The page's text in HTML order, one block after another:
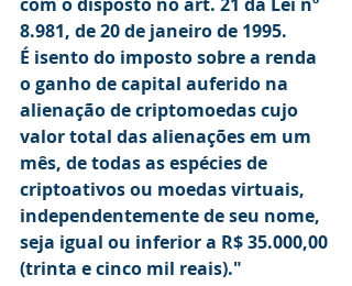
8.981, de 20 de janeiro de 1995.
É isento do imposto sobre a renda
o ganho de capital auferido na
alienação de criptomoedas cujo
valor total das alienações em um
mês, de todas as espécies de
criptoativos ou moedas virtuais,
independentemente de seu nome,
seja igual ou inferior a R$ 35.000,00
(trinta e cinco mil reais)."